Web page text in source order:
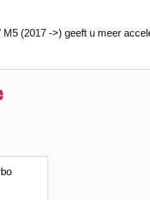
(2017 ->) geeft u meer